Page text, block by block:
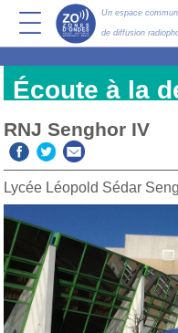
Un espace commun
de diffusion
Écoute à la
RNJ Senghor IV
Lycée Léopold Sédar